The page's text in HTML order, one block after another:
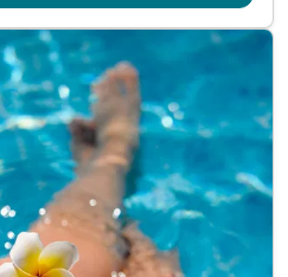
Softdrinks)
max. 1,5 Stunden
von 15:00 - 21:00 Uhr